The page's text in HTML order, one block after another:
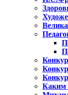
Каким